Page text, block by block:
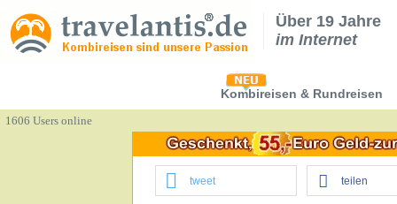
Über 19 Jahre
im Internet
Kombireisen & Rundreisen
1606 Users online
tweet teilen